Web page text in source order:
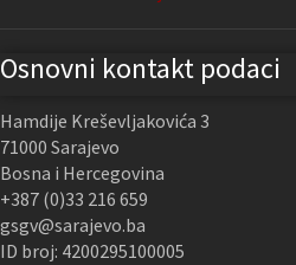
Osnovni kontakt podaci
Hamdije Kreševljakovića 3
71000 Sarajevo
Bosna i Hercegovina
+387 (0)33 216 659
gsgv@sarajevo.ba
ID broj: 4200295100005